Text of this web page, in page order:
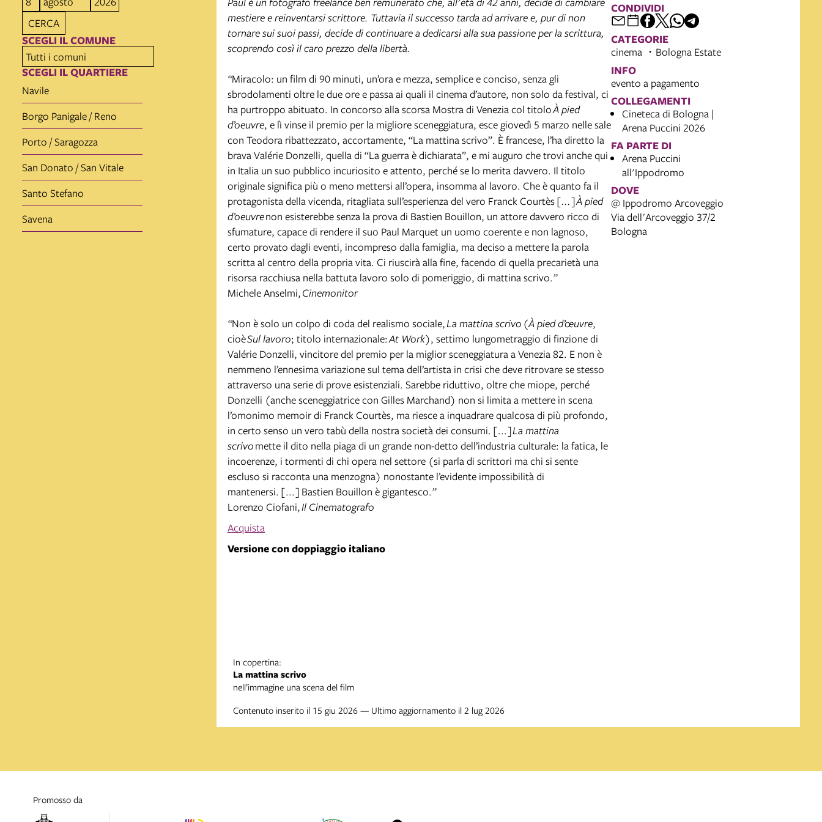
CERCA
SCEGLI IL COMUNE
SCEGLI IL QUARTIERE
Navile
Borgo Panigale / Reno
Porto / Saragozza
San Donato / San Vitale
Santo Stefano
Savena
mestiere e reinventarsi scrittore. Tuttavia il successo tarda ad arrivare e, pur di non
tornare sui suoi passi, decide di continuare a dedicarsi alla sua passione per la scrittura,
scoprendo così il caro prezzo della libertà.
“Miracolo: un film di 90 minuti, un’ora e mezza, semplice e conciso, senza gli
sbrodolamenti oltre le due ore e passa ai quali il cinema d’autore, non solo da festival, ci
ha purtroppo abituato. In concorso alla scorsa Mostra di Venezia col titoloÀ pied
d’oeuvre, e lì vinse il premio per la migliore sceneggiatura, esce giovedì 5 marzo nelle sale
con Teodora ribattezzato, accortamente, “La mattina scrivo”. È francese, l’ha diretto la
brava Valérie Donzelli, quella di “La guerra è dichiarata”, e mi auguro che trovi anche qui
in Italia un suo pubblico incuriosito e attento, perché se lo merita davvero. Il titolo
originale significa più o meno mettersi all’opera, insomma al lavoro. Che è quanto fa il
protagonista della vicenda, ritagliata sull’esperienza del vero Franck Courtès[...]À pied
d’oeuvrenon esisterebbe senza la prova di Bastien Bouillon, un attore davvero ricco di
sfumature, capace di rendere il suo Paul Marquet un uomo coerente e non lagnoso,
certo provato dagli eventi, incompreso dalla famiglia, ma deciso a mettere la parola
scritta al centro della propria vita. Ci riuscirà alla fine, facendo di quella precarietà una
risorsa racchiusa nella battuta lavoro solo di pomeriggio, di mattina scrivo.”
Michele Anselmi,Cinemonitor
“Non è solo un colpo di coda del realismo sociale,La mattina scrivo (À pied d’œuvre,
cioèSul lavoro; titolo internazionale:At Work), settimo lungometraggio di finzione di
Valérie Donzelli, vincitore del premio per la miglior sceneggiatura a Venezia 82. E non è
nemmeno l’ennesima variazione sul tema dell’artista in crisi che deve ritrovare se stesso
attraverso una serie di prove esistenziali. Sarebbe riduttivo, oltre che miope, perché
Donzelli (anche sceneggiatrice con Gilles Marchand) non si limita a mettere in scena
l’omonimo memoir di Franck Courtès, ma riesce a inquadrare qualcosa di più profondo,
in certo senso un vero tabù della nostra società dei consumi. [...]La mattina
scrivomette il dito nella piaga di un grande non-detto dell’industria culturale: la fatica, le
incoerenze, i tormenti di chi opera nel settore (si parla di scrittori ma chi si sente
escluso si racconta una menzogna) nonostante l’evidente impossibilità di
mantenersi. [...] Bastien Bouillon è gigantesco.”
Lorenzo Ciofani,Il Cinematografo
Acquista
Versione con doppiaggio italiano
CONDIVIDI
CATEGORIE
cinema
Bologna Estate
INFO
evento a pagamento
COLLEGAMENTI
Cineteca di Bologna |
Arena Puccini 2026
FA PARTE DI
Arena Puccini
all'Ippodromo
DOVE
@ Ippodromo Arcoveggio
Via dell'Arcoveggio 37/2
Bologna
In copertina:
La mattina scrivo
nell’immagine una scena del film
Contenuto inserito il 15 giu 2026 — Ultimo aggiornamento il 2 lug 2026
promosso da